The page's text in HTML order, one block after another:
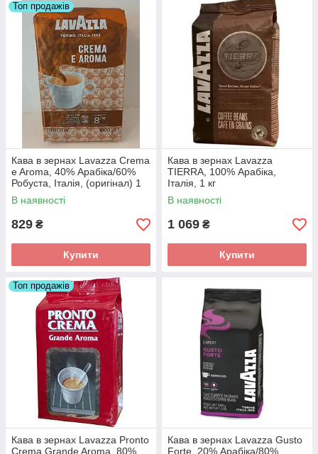
Топ продажів
Кава в зернах Lavazza Crema
e Aroma, 40% Арабіка/60%
Робуста, Італія, (оригінал) 1
кг
В наявності
829 ₴
Купити
Кава в зернах Lavazza
TIERRA, 100% Арабіка,
Італія, 1 кг
В наявності
1 069 ₴
Купити
Топ продажів
Кава в зернах Lavazza Pronto
Crema Grande Aroma, 80%
Кава в зернах Lavazza Gusto
Forte, 20% Арабіка/80%